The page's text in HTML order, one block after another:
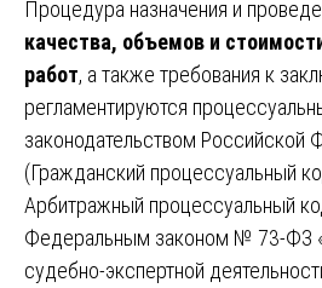
Процедура назначения и
качества, объемов и
работ, а также требования к
регламентируются
законодательством Российской
(Гражданский процессуальный
Арбитражный процессуальный
Федеральным законом № 73-ФЗ
судебно-экспертной